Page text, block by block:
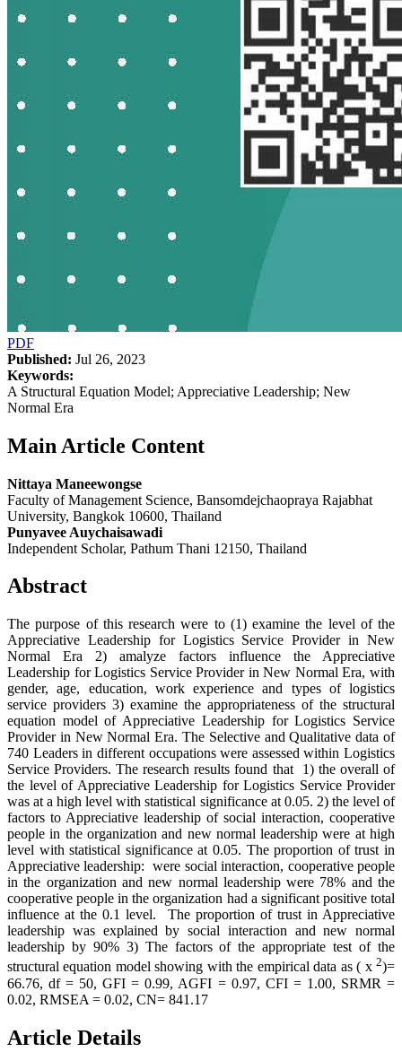
PDF
Published: Jul 26, 2023
Keywords:
A Structural Equation Model; Appreciative Leadership; New
Normal Era
Main Article Content
Nittaya Maneewongse
Faculty of Management Science, Bansomdejchaopraya Rajabhat
University, Bangkok 10600, Thailand
Punyavee Auychaisawadi
Independent Scholar, Pathum Thani 12150, Thailand
Abstract
The purpose of this research were to (1) examine the level of the
Appreciative Leadership for Logistics Service Provider in New
Normal Era 2) amalyze factors influence the Appreciative
Leadership for Logistics Service Provider in New Normal Era, with
gender, age, education, work experience and types of logistics
service providers 3) examine the appropriateness of the structural
equation model of Appreciative Leadership for Logistics Service
Provider in New Normal Era. The Selective and Qualitative data of
740 Leaders in different occupations were assessed within Logistics
Service Providers. The research results found that 1) the overall of
the level of Appreciative Leadership for Logistics Service Provider
was at a high level with statistical significance at 0.05. 2) the level of
factors to Appreciative leadership of social interaction, cooperative
people in the organization and new normal leadership were at high
level with statistical significance at 0.05. The proportion of trust in
Appreciative leadership: were social interaction, cooperative people
in the organization and new normal leadership were 78% and the
cooperative people in the organization had a significant positive total
influence at the 0.1 level. The proportion of trust in Appreciative
leadership was explained by social interaction and new normal
leadership by 90% 3) The factors of the appropriate test of the
structural equation model showing with the empirical data as ( x 2)=
66.76, df = 50, GFI = 0.99, AGFI = 0.97, CFI = 1.00, SRMR =
0.02, RMSEA = 0.02, CN= 841.17
Article Details